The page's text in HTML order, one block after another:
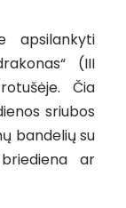
apsilankyti
(III
Čia
sriubos
bandelių su
ar